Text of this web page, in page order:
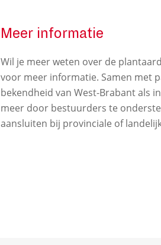
Meer informatie
Wil je meer weten over de
voor meer informatie. Samen met
bekendheid van West-Brabant als
meer door bestuurders te
aansluiten bij provinciale of